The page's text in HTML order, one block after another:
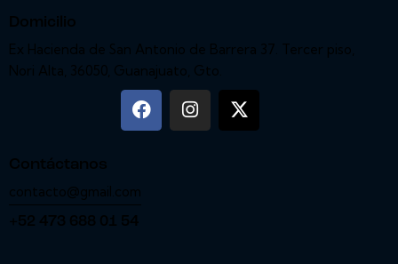
Domicilio
Ex Hacienda de San Antonio de Barrera 37. Tercer piso,
Nori Alta, 36050, Guanajuato, Gto.
Contáctanos
contacto@gmail.com
+52 473 688 01 54